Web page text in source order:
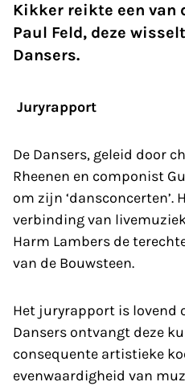
Kikker reikte een
Paul Feld, deze
Dansers.
Juryrapport
De Dansers, geleid door
Rheenen en componist
om zijn ‘dansconcerten’.
verbinding van
Harm Lambers de
van de Bouwsteen.
Het juryrapport is lovend
Dansers ontvangt deze
consequente artistieke
evenwaardigheid van